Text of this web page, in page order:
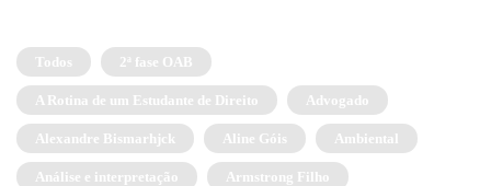
Todos 2ª fase OAB
A Rotina de um Estudante de Direito Advogado
Alexandre Bismarhjck Aline Góis Ambiental
Análise e interpretação Armstrong Filho